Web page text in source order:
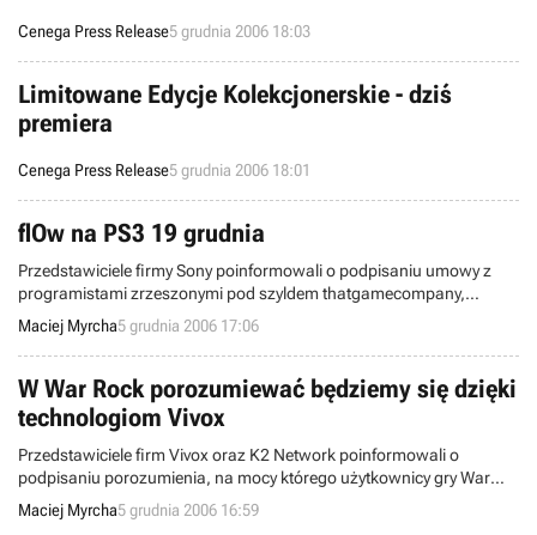
Cenega Press Release5 grudnia 2006 18:03
Limitowane Edycje Kolekcjonerskie - dziś
premiera
Cenega Press Release5 grudnia 2006 18:01
flOw na PS3 19 grudnia
Przedstawiciele firmy Sony poinformowali o podpisaniu umowy z
programistami zrzeszonymi pod szyldem thatgamecompany,
odpowiedzialnymi za stworzenie bijącej rekordy popularności gry
flOw (pierwotnie dostępnej we flashu). Umowa dotyczy produkcji
kolejnych tytułów przeznaczonych dla konsoli PS3.
Maciej Myrcha5 grudnia 2006 17:06
W War Rock porozumiewać będziemy się dzięki
technologiom Vivox
Przedstawiciele firm Vivox oraz K2 Network poinformowali o
podpisaniu porozumienia, na mocy którego użytkownicy gry War
Rock będą mogli korzystać z technologii stworzonych przez Vivox do
głosowego porozumiewania się podczas rozgrywki. Rozwiązania
Maciej Myrcha5 grudnia 2006 16:59